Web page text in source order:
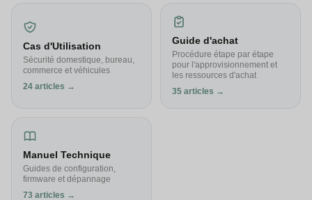
Cas d'Utilisation
Sécurité domestique, bureau,
commerce et véhicules
24 articles →
Guide d'achat
Procédure étape par étape
pour l'approvisionnement et
les ressources d'achat
35 articles →
Manuel Technique
Guides de configuration,
firmware et dépannage
73 articles →